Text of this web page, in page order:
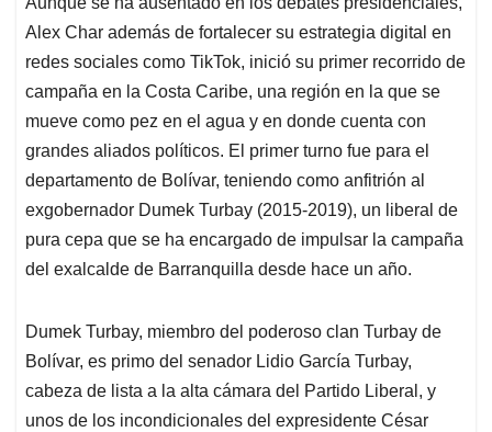
s
A
p
p
b
o
o
k
e
d
I
n
l
a
d
s
Alex Char además de fortalecer su estrategia digital en
redes sociales como TikTok, inició su primer recorrido de
campaña en la Costa Caribe, una región en la que se
mueve como pez en el agua y en donde cuenta con
grandes aliados políticos. El primer turno fue para el
departamento de Bolívar, teniendo como anfitrión al
exgobernador Dumek Turbay (2015-2019), un liberal de
pura cepa que se ha encargado de impulsar la campaña
del exalcalde de Barranquilla desde hace un año.
Dumek Turbay, miembro del poderoso clan Turbay de
Bolívar, es primo del senador Lidio García Turbay,
cabeza de lista a la alta cámara del Partido Liberal, y
unos de los incondicionales del expresidente César